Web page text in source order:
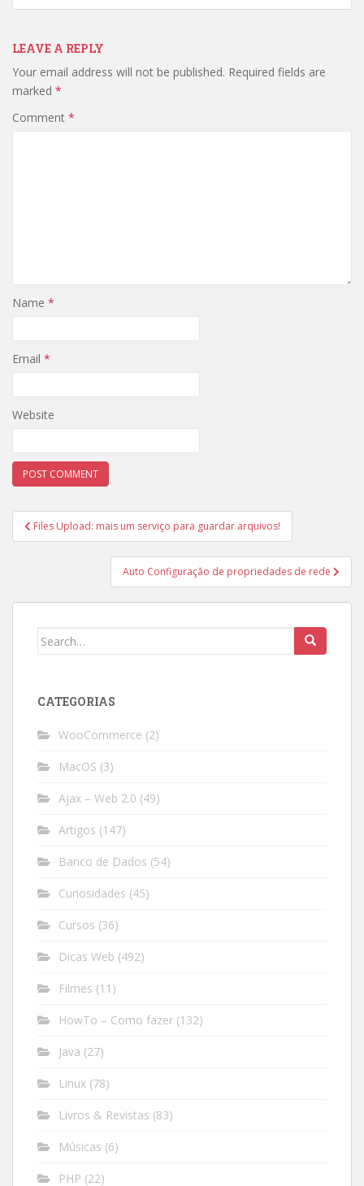
LEAVE A REPLY
Your email address will not be published. Required fields are
marked *
Comment *
Name *
Email *
Website
Post
navigation
Files Upload: mais um serviço para guardar arquivos!
Auto Configuração de propriedades de rede
Search
CATEGORIAS
WooCommerce (2)
MacOS (3)
Ajax – Web 2.0 (49)
Artigos (147)
Banco de Dados (54)
Curiosidades (45)
Cursos (36)
Dicas Web (492)
Filmes (11)
HowTo – Como fazer (132)
Java (27)
Linux (78)
Livros & Revistas (83)
Músicas (6)
PHP (22)